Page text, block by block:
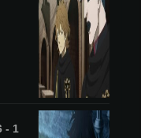
1 - 6